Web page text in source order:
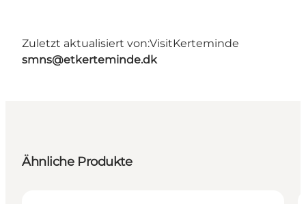
Zuletzt aktualisiert von:VisitKerteminde
smns@etkerteminde.dk
Ähnliche Produkte